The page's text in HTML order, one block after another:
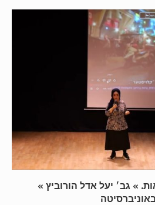
« מן התלות לעצמאות. » גב׳ יעל אדל הורוביץ